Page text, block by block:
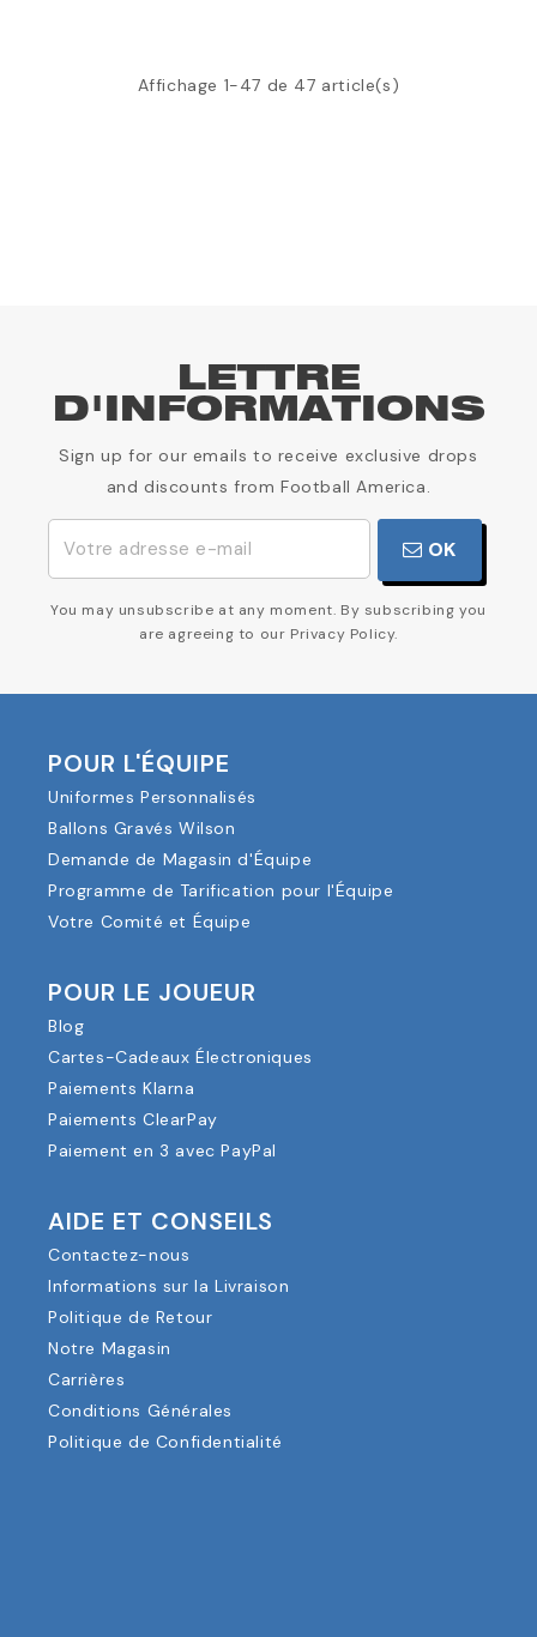
Affichage 1-47 de 47 article(s)
LETTRE
D'INFORMATIONS
Sign up for our emails to receive exclusive drops
and discounts from Football America.
OK
You may unsubscribe at any moment. By subscribing you
are agreeing to our Privacy Policy.
POUR L'ÉQUIPE
Uniformes Personnalisés
Ballons Gravés Wilson
Demande de Magasin d'Équipe
Programme de Tarification pour l'Équipe
Votre Comité et Équipe
POUR LE JOUEUR
Blog
Cartes-Cadeaux Électroniques
Paiements Klarna
Paiements ClearPay
Paiement en 3 avec PayPal
AIDE ET CONSEILS
Contactez-nous
Informations sur la Livraison
Politique de Retour
Notre Magasin
Carrières
Conditions Générales
Politique de Confidentialité